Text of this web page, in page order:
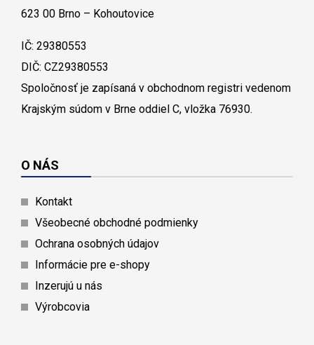
623 00 Brno – Kohoutovice
IČ: 29380553
DIČ: CZ29380553
Spoločnosť je zapísaná v obchodnom registri vedenom
Krajským súdom v Brne oddiel C, vložka 76930.
O NÁS
Kontakt
Všeobecné obchodné podmienky
Ochrana osobných údajov
Informácie pre e-shopy
Inzerujú u nás
Výrobcovia